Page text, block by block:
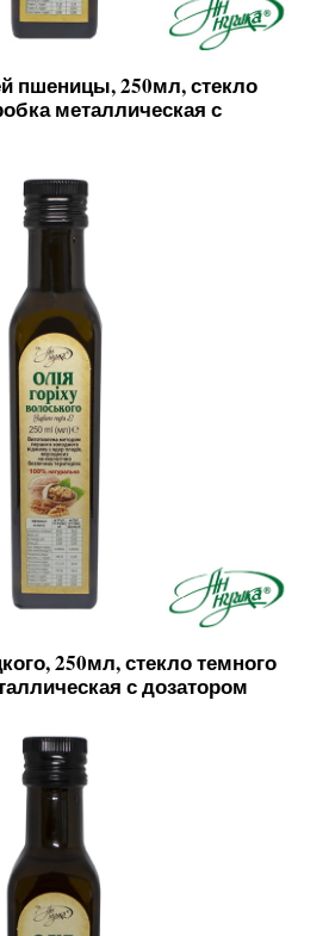
пшеницы, 250мл, стекло
металлическая с
250мл, стекло темного
с дозатором